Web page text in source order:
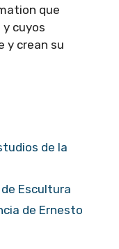
que
cuyos
y crean su
de la
Escultura
de Ernesto